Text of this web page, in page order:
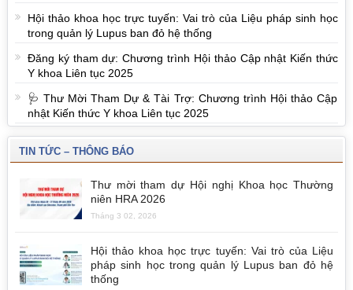
Hội thảo khoa học trực tuyến: Vai trò của Liệu pháp sinh học
trong quản lý Lupus ban đỏ hệ thống
Đăng ký tham dự: Chương trình Hội thảo Cập nhật Kiến thức
Y khoa Liên tục 2025
🩺 Thư Mời Tham Dự & Tài Trợ: Chương trình Hội thảo Cập
nhật Kiến thức Y khoa Liên tục 2025
TIN TỨC – THÔNG BÁO
Thư mời tham dự Hội nghị Khoa học Thường
niên HRA 2026
Tháng 3 02, 2026
Hội thảo khoa học trực tuyến: Vai trò của Liệu
pháp sinh học trong quản lý Lupus ban đỏ hệ
thống